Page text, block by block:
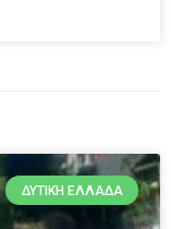
ΔΥΤΙΚΉ ΕΛΛΆΔΑ